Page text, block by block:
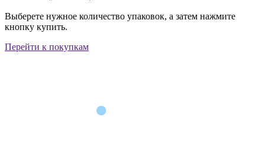
Выберете нужное количество упаковок, а затем нажмите
кнопку купить.
Перейти к покупкам